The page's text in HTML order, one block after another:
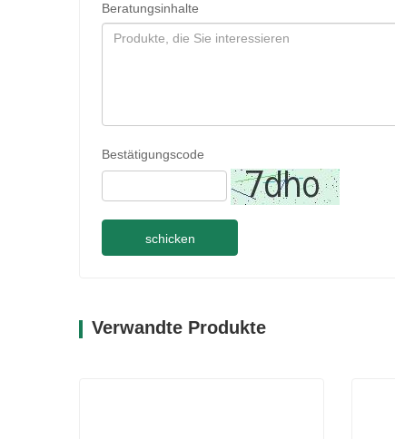
Beratungsinhalte
Bestätigungscode
schicken
Verwandte Produkte